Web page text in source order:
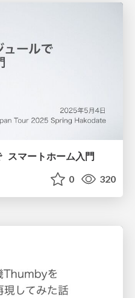
スマートホーム入門
0 320